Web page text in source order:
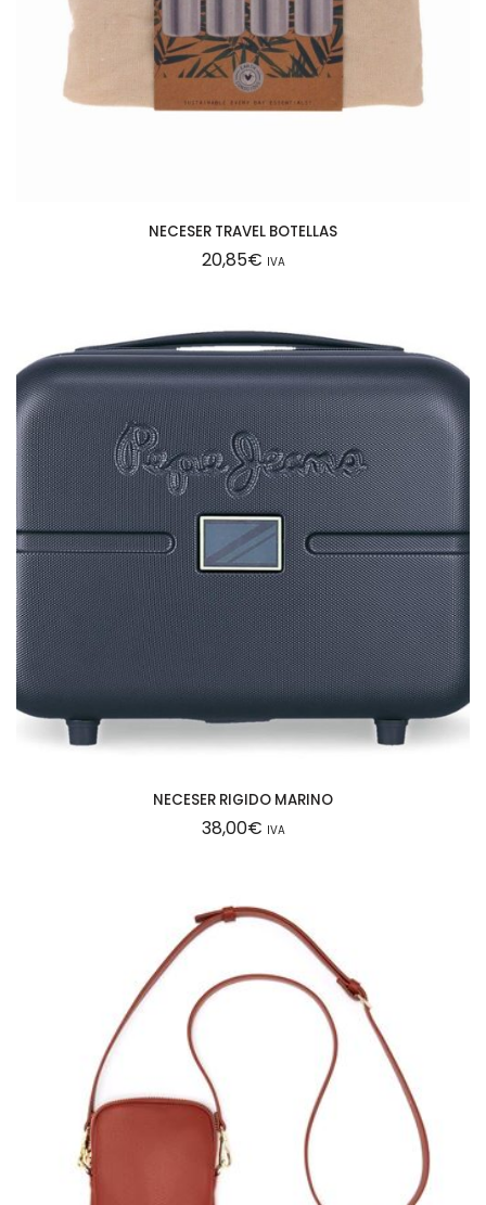
NECESER TRAVEL BOTELLAS
20,85€ IVA
NECESER RIGIDO MARINO
38,00€ IVA